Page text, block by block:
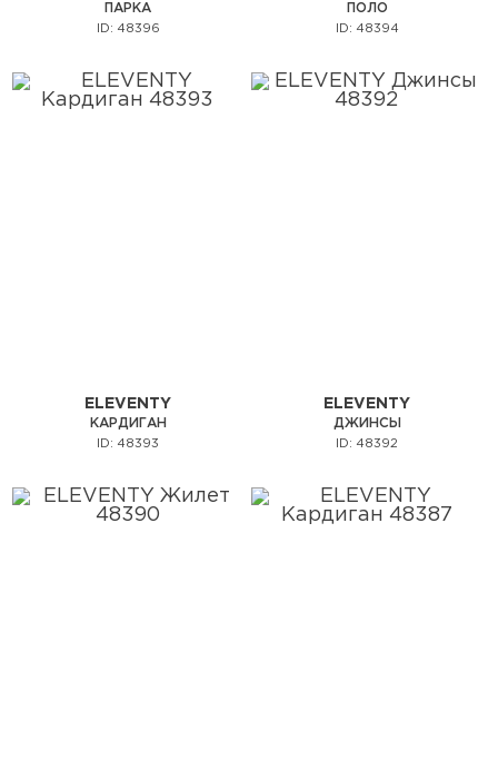
ПАРКА
ID: 48396
ПОЛО
ID: 48394
ELEVENTY
КАРДИГАН
ID: 48393
ELEVENTY
ДЖИНСЫ
ID: 48392